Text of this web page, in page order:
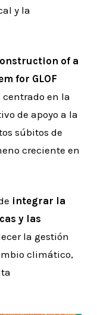
y la
of a
for GLOF
centrado en la
de apoyo a la
súbitos de
creciente en
integrar la
y las
la gestión
climático,